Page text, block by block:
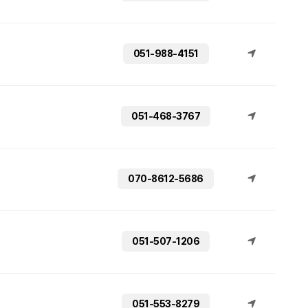
051-988-4151
051-468-3767
070-8612-5686
051-507-1206
051-553-8279